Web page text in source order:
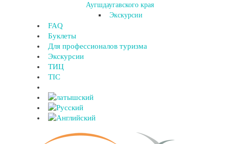
Аугшдаугавского края
Экскурсии
FAQ
Буклеты
Для профессионалов туризма
Экскурсии
ТИЦ
TIC